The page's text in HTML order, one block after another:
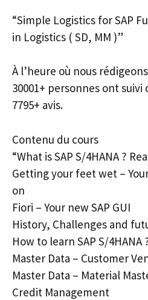
“Simple Logistics for SAP
in Logistics ( SD, MM )”
À l’heure où nous
30001+ personnes ont
7795+ avis.
Contenu du cours
“What is SAP S/4HANA ?
Getting your feet wet –
on
Fiori – Your new SAP GUI
History, Challenges and
How to learn SAP S/4HANA
Master Data – Customer
Master Data – Material
Credit Management